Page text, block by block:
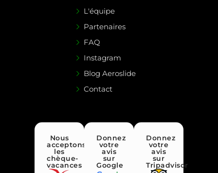
L'équipe
Partenaires
FAQ
Instagram
Blog Aeroslide
Contact
Nous
acceptons
les
chèque-
vacances
Donnez
votre
avis
sur
Google
Donnez
votre
avis
sur
Tripadvisor